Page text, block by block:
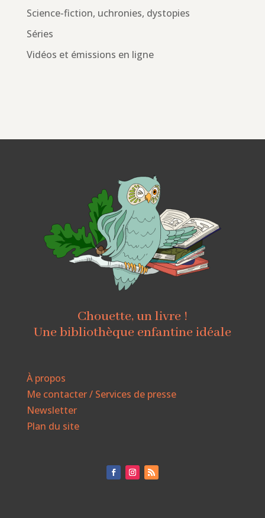
Science-fiction, uchronies, dystopies
Séries
Vidéos et émissions en ligne
Chouette, un livre !
Une bibliothèque enfantine idéale
À propos
Me contacter / Services de presse
Newsletter
Plan du site